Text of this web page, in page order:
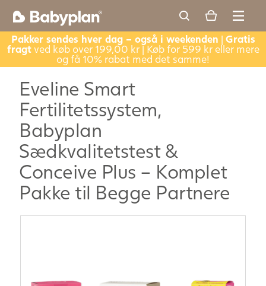
Pakker sendes hver dag – også i weekenden | Gratis
fragtved køb over 199,00 kr | Køb for 599 kr eller mere
og få 10% rabat med det samme!
Eveline Smart
Fertilitetssystem,
Babyplan
Sædkvalitetstest &
Conceive Plus – Komplet
Pakke til Begge Partnere